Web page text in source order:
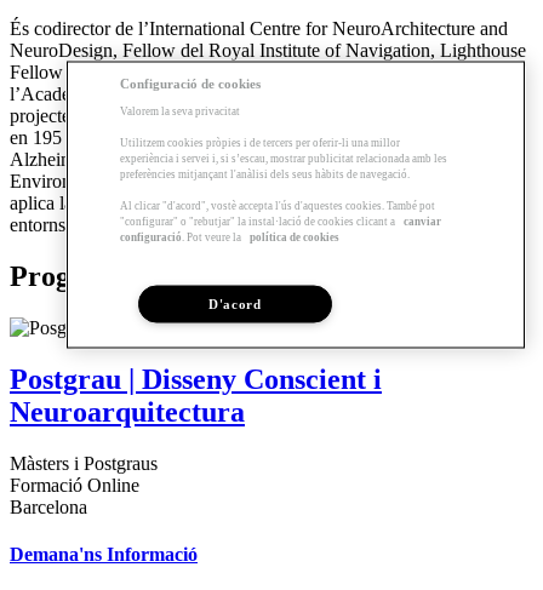
És codirector de l’International Centre for NeuroArchitecture and
NeuroDesign, Fellow del Royal Institute of Navigation, Lighthouse
Fellow del Centre for Conscious Design i Vicepresident de
l’Academy of Neuroscience for Architecture al Regne Unit. El seu
projecte
Sea Hero Questha avaluat més de 4 milions de persones
en 195 països, generant referents globals per a la recerca en
Alzheimer i cognició espacial. A més, dirigeixPEARL(Person-
Environment-Activity Research Laboratory a la UCL), des d’on
aplica la neurociència a l’estudi de la interacció entre persones,
entorns i activitats.
Programes relacionats
Postgrau | Disseny Conscient i
Neuroarquitectura
Màsters i Postgraus
Formació Online
Barcelona
Demana'ns Informació
Configuració de cookies
Valorem la seva privacitat
Utilitzem cookies pròpies i de tercers per oferir-li una millor
experiència i servei i, si s’escau, mostrar publicitat relacionada amb les
preferències mitjançant l'anàlisi dels seus hàbits de navegació.
Al clicar "d'acord", vostè accepta l'ús d'aquestes cookies. També pot
"configurar" o "rebutjar" la instal·lació de cookies clicant a
canviar
configuració . Pot veure la política de cookies
D'acord